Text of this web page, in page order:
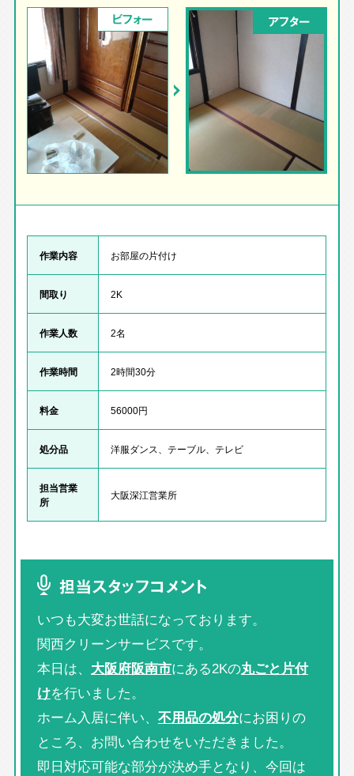
ビフォー アフター
作業内容 お部屋の片付け
間取り 2K
作業人数 2名
作業時間 2時間30分
料金 56000円
処分品 洋服ダンス、テーブル、テレビ
担当営業
所
大阪深江営業所
担当スタッフコメント
いつも大変お世話になっております。
関西クリーンサービスです。
本日は、 大阪府阪南市にある2Kの丸ごと片付
けを行いました。
ホーム入居に伴い、 不用品の処分にお困りの
ところ、お問い合わせをいただきました。
即日対応可能な部分が決め手となり、今回は